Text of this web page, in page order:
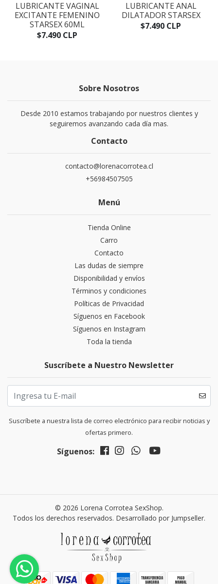
LUBRICANTE VAGINAL
EXCITANTE FEMENINO
STARSEX 60ML
$7.490 CLP
LUBRICANTE ANAL
DILATADOR STARSEX
$7.490 CLP
Sobre Nosotros
Desde 2010 estamos trabajando por nuestros clientes y
seguiremos avanzando cada día mas.
Contacto
contacto@lorenacorrotea.cl
+56984507505
Menú
Tienda Online
Carro
Contacto
Las dudas de siempre
Disponibilidad y envíos
Términos y condiciones
Políticas de Privacidad
Síguenos en Facebook
Síguenos en Instagram
Toda la tienda
Suscríbete a Nuestro Newsletter
Suscríbete a nuestra lista de correo electrónico para recibir noticias y
ofertas primero.
Síguenos:
© 2026 Lorena Corrotea SexShop.
Todos los derechos reservados. Desarrollado por Jumpseller.